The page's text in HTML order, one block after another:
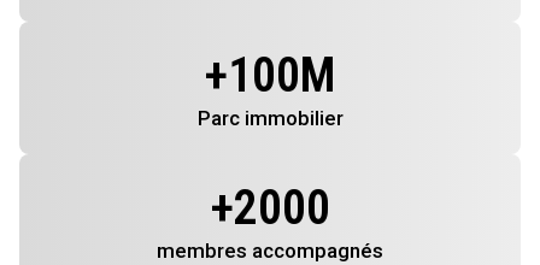
+100M
Parc immobilier
+2000
membres accompagnés